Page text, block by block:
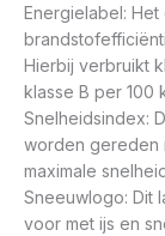
Energielabel:
Hierbij verbruikt
klasse B per 100
Snelheidsindex:
worden gereden
maximale
Sneeuwlogo: Dit
voor met ijs en